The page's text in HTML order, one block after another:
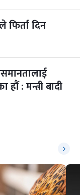
दिन
हौं : मन्त्री बादी